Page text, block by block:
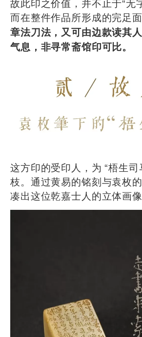
而在整件作品所形成的完足面
章法刀法，又可由边款读其
气息，非寻常斋馆印可比。
这方印的受印人，为 “梧生
枝。通过黄易的铭刻与袁枚
凑出这位乾嘉士人的立体画像